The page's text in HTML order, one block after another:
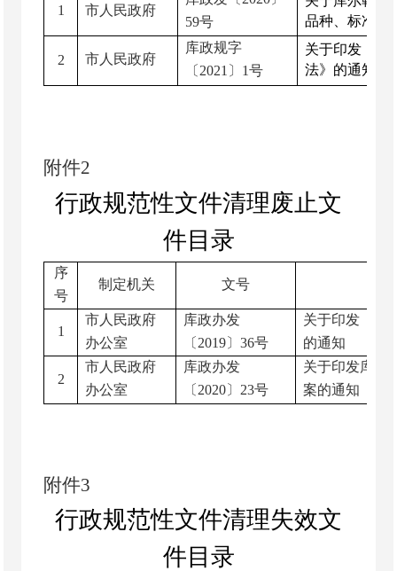
1 市人民政府
59号
品种、标准的
2 市人民政府
库政规字
〔 2021 〕 1号
关于印发《库
法》的通知
附件2
行政规范性文件清理废止文
件目录
序
号
制定机关 文号
1
市人民政府
办公室
库政办发
〔 2019〕 36号
关于印发《库
的通知
2
市人民政府
办公室
库政办发
〔 2020〕 23号
关于印发库尔
案的通知
附件3
行政规范性文件清理失效文
件目录